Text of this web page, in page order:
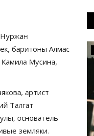
баритоны Алмас
Мусина,
артист
Талгат
основатель
земляки.